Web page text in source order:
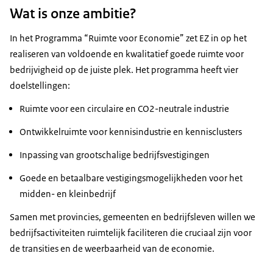
Wat is onze ambitie?
In het Programma “Ruimte voor Economie” zet EZ in op het
realiseren van voldoende en kwalitatief goede ruimte voor
bedrijvigheid op de juiste plek. Het programma heeft vier
doelstellingen:
Ruimte voor een circulaire en CO2-neutrale industrie
Ontwikkelruimte voor kennisindustrie en kennisclusters
Inpassing van grootschalige bedrijfsvestigingen
Goede en betaalbare vestigingsmogelijkheden voor het
midden- en kleinbedrijf
Samen met provincies, gemeenten en bedrijfsleven willen we
bedrijfsactiviteiten ruimtelijk faciliteren die cruciaal zijn voor
de transities en de weerbaarheid van de economie.